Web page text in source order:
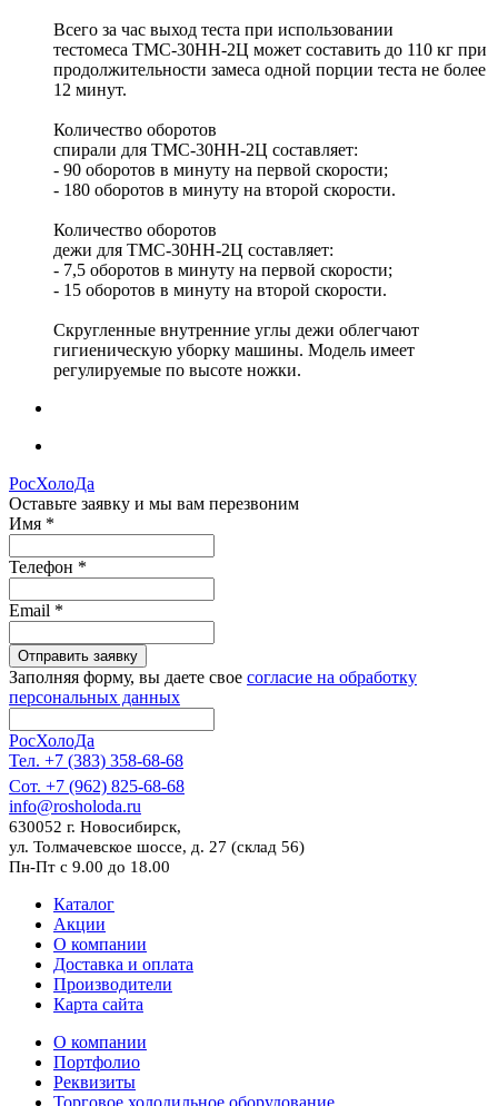
Всего за час выход теста при использовании
тестомеса ТМС-30НН-2Ц может составить до 110 кг при
продолжительности замеса одной порции теста не более
12 минут.
Количество оборотов
спирали для ТМС-30НН-2Ц составляет:
- 90 оборотов в минуту на первой скорости;
​- 180 оборотов в минуту на второй скорости.
Количество оборотов
дежи для ТМС-30НН-2Ц составляет:
- 7,5 оборотов в минуту на первой скорости;
- 15 оборотов в минуту на второй скорости.
Скругленные внутренние углы дежи облегчают
гигиеническую уборку машины. Модель имеет
регулируемые по высоте ножки.
РосХолоДа
Оставьте заявку и мы вам перезвоним
Имя *
Телефон *
Email *
Отправить заявку
Заполняя форму, вы даете свое согласие на обработку
персональных данных
РосХолоДа
Тел. +7 (383) 358-68-68
Сот. +7 (962) 825-68-68
info@rosholoda.ru
630052 г. Новосибирск,
ул. Толмачевское шоссе, д. 27 (склад 56)
Пн-Пт с 9.00 до 18.00
Каталог
Акции
О компании
Доставка и оплата
Производители
Карта сайта
О компании
Портфолио
Реквизиты
Торговое холодильное оборудование